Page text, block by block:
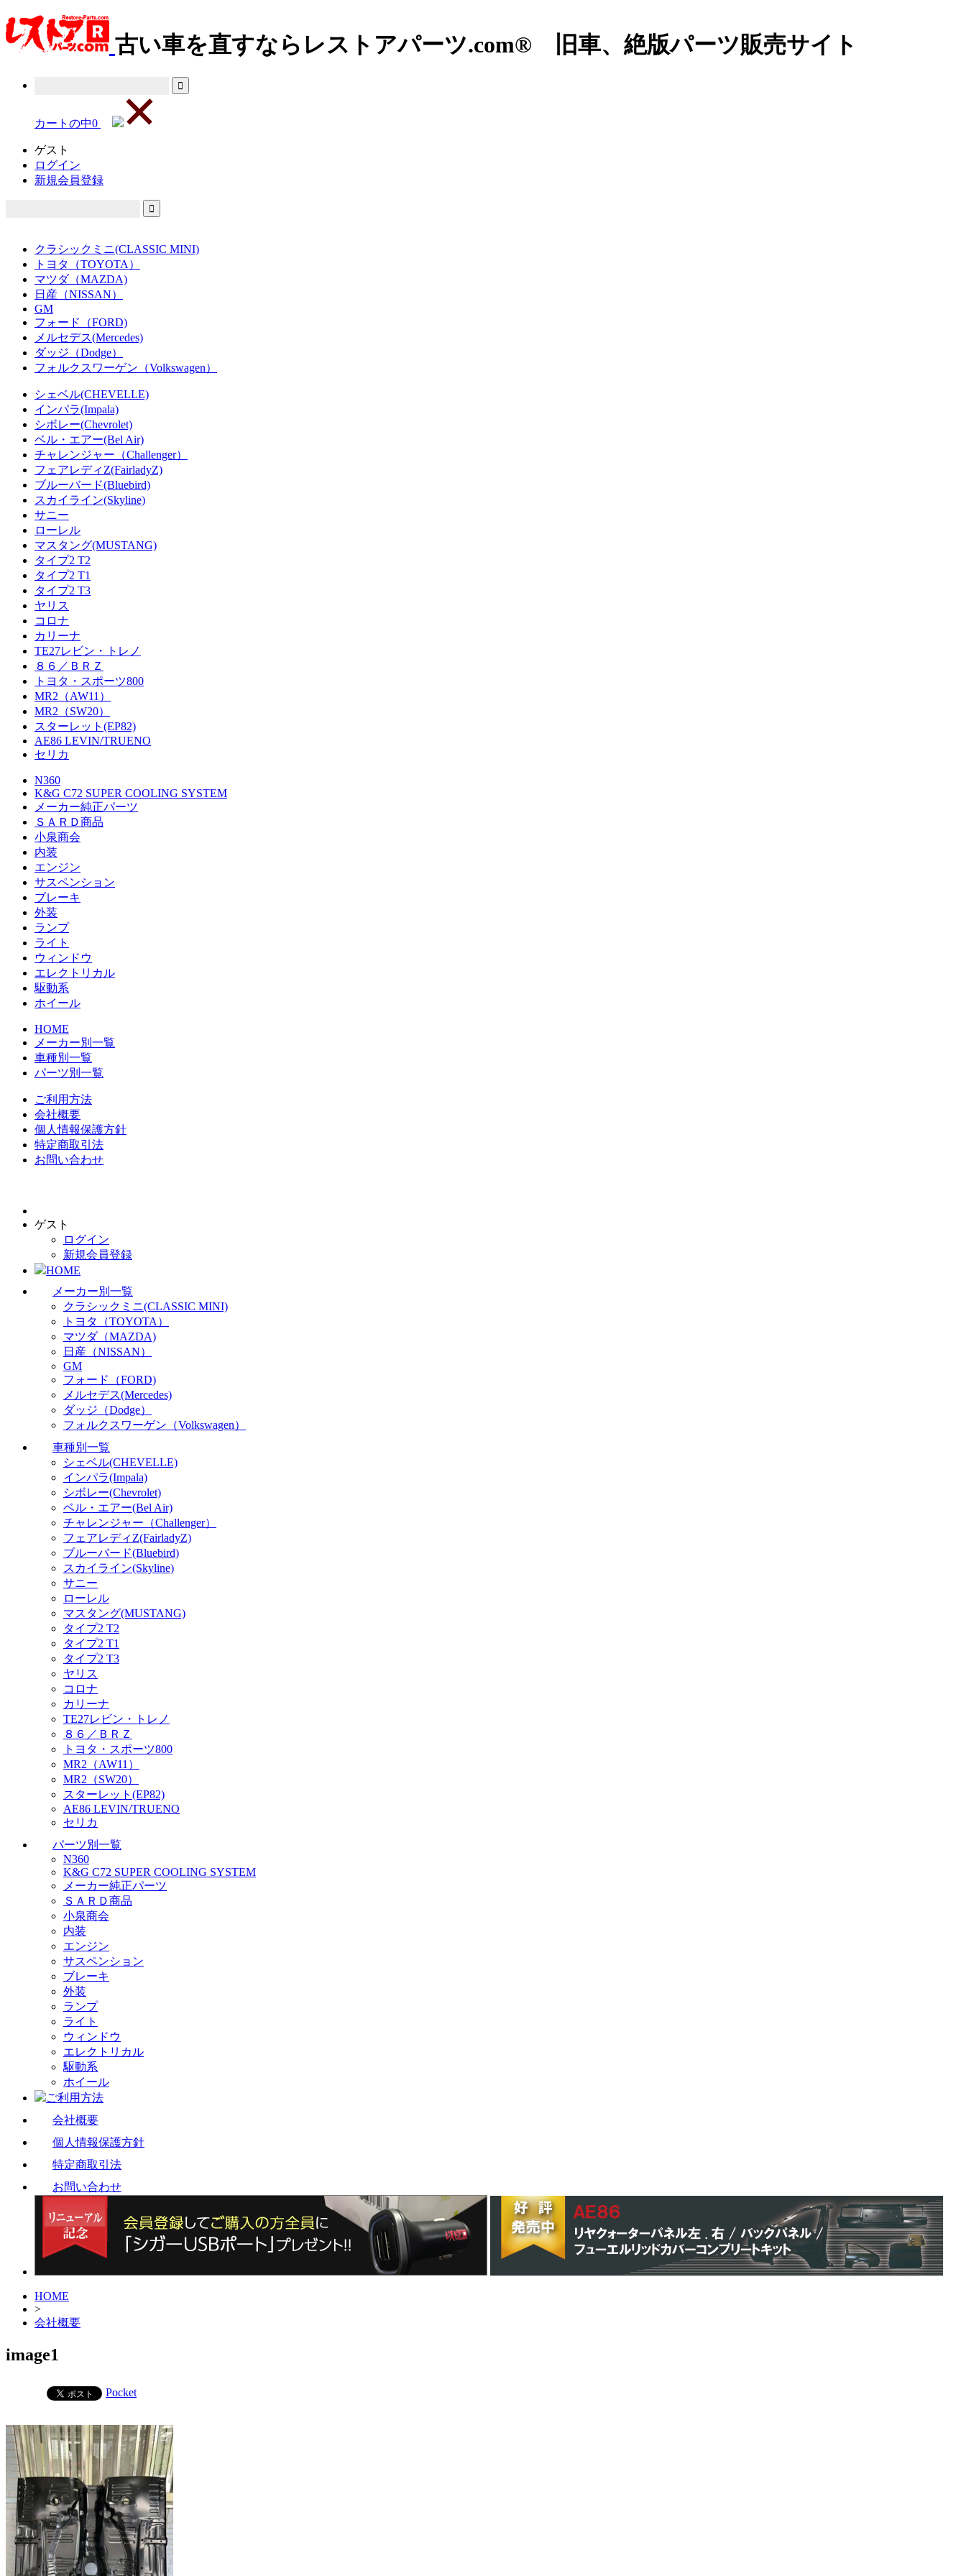
古い車を直すならレストアパーツ.com® 旧車、絶版パーツ販売サイト
カートの中0
ゲスト
ログイン
新規会員登録
クラシックミニ(CLASSIC MINI)
トヨタ（TOYOTA）
マツダ（MAZDA)
日産（NISSAN）
GM
フォード（FORD)
メルセデス(Mercedes)
ダッジ（Dodge）
フォルクスワーゲン（Volkswagen）
シェベル(CHEVELLE)
インパラ(Impala)
シボレー(Chevrolet)
ベル・エアー(Bel Air)
チャレンジャー（Challenger）
フェアレディZ(FairladyZ)
ブルーバード(Bluebird)
スカイライン(Skyline)
サニー
ローレル
マスタング(MUSTANG)
タイプ2 T2
タイプ2 T1
タイプ2 T3
ヤリス
コロナ
カリーナ
TE27レビン・トレノ
８６／ＢＲＺ
トヨタ・スポーツ800
MR2（AW11）
MR2（SW20）
スターレット(EP82)
AE86 LEVIN/TRUENO
セリカ
N360
K&G C72 SUPER COOLING SYSTEM
メーカー純正パーツ
ＳＡＲＤ商品
小泉商会
内装
エンジン
サスペンション
ブレーキ
外装
ランプ
ライト
ウィンドウ
エレクトリカル
駆動系
ホイール
HOME
メーカー別一覧
車種別一覧
パーツ別一覧
ご利用方法
会社概要
個人情報保護方針
特定商取引法
お問い合わせ
ゲスト
ログイン
新規会員登録
HOME
メーカー別一覧
クラシックミニ(CLASSIC MINI)
トヨタ（TOYOTA）
マツダ（MAZDA)
日産（NISSAN）
GM
フォード（FORD)
メルセデス(Mercedes)
ダッジ（Dodge）
フォルクスワーゲン（Volkswagen）
車種別一覧
シェベル(CHEVELLE)
インパラ(Impala)
シボレー(Chevrolet)
ベル・エアー(Bel Air)
チャレンジャー（Challenger）
フェアレディZ(FairladyZ)
ブルーバード(Bluebird)
スカイライン(Skyline)
サニー
ローレル
マスタング(MUSTANG)
タイプ2 T2
タイプ2 T1
タイプ2 T3
ヤリス
コロナ
カリーナ
TE27レビン・トレノ
８６／ＢＲＺ
トヨタ・スポーツ800
MR2（AW11）
MR2（SW20）
スターレット(EP82)
AE86 LEVIN/TRUENO
セリカ
パーツ別一覧
N360
K&G C72 SUPER COOLING SYSTEM
メーカー純正パーツ
ＳＡＲＤ商品
小泉商会
内装
エンジン
サスペンション
ブレーキ
外装
ランプ
ライト
ウィンドウ
エレクトリカル
駆動系
ホイール
ご利用方法
会社概要
個人情報保護方針
特定商取引法
お問い合わせ
HOME
>
会社概要
image1
Pocket